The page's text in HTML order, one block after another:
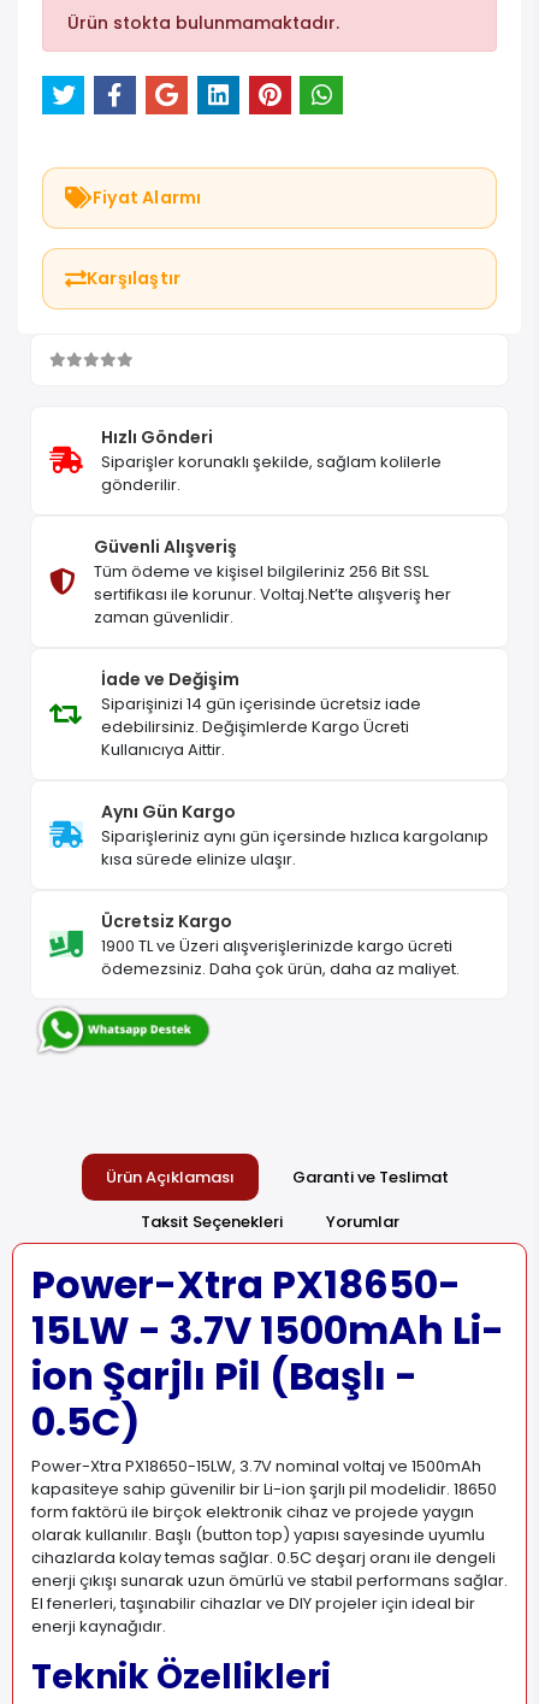
Ürün stokta bulunmamaktadır.
Fiyat Alarmı
Karşılaştır
Hızlı Gönderi
Siparişler korunaklı şekilde, sağlam kolilerle
gönderilir.
Güvenli Alışveriş
Tüm ödeme ve kişisel bilgileriniz 256 Bit SSL
sertifikası ile korunur. Voltaj.Net’te alışveriş her
zaman güvenlidir.
İade ve Değişim
Siparişinizi 14 gün içerisinde ücretsiz iade
edebilirsiniz. Değişimlerde Kargo Ücreti
Kullanıcıya Aittir.
Aynı Gün Kargo
Siparişleriniz aynı gün içersinde hızlıca kargolanıp
kısa sürede elinize ulaşır.
Ücretsiz Kargo
1900 TL ve Üzeri alışverişlerinizde kargo ücreti
ödemezsiniz. Daha çok ürün, daha az maliyet.
Ürün Açıklaması
Garanti ve Teslimat
Taksit Seçenekleri
Yorumlar
Power-Xtra PX18650-
15LW - 3.7V 1500mAh Li-
ion Şarjlı Pil (Başlı -
0.5C)
Power-Xtra PX18650-15LW, 3.7V nominal voltaj ve 1500mAh
kapasiteye sahip güvenilir bir Li-ion şarjlı pil modelidir. 18650
form faktörü ile birçok elektronik cihaz ve projede yaygın
olarak kullanılır. Başlı (button top) yapısı sayesinde uyumlu
cihazlarda kolay temas sağlar. 0.5C deşarj oranı ile dengeli
enerji çıkışı sunarak uzun ömürlü ve stabil performans sağlar.
El fenerleri, taşınabilir cihazlar ve DIY projeler için ideal bir
enerji kaynağıdır.
Teknik Özellikleri